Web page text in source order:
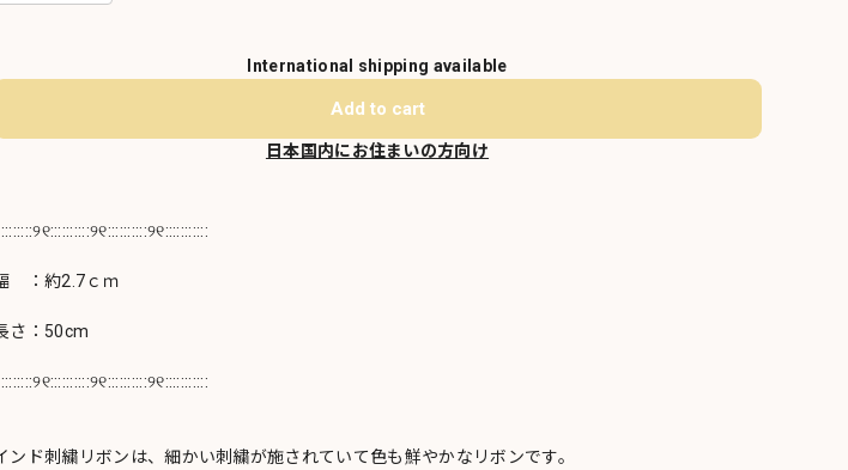
International shipping available
Add to cart
日本国内にお住まいの方向け
：約2.7ｃｍ
さ：50cm
ンド刺繍リボンは、細かい刺繍が施されていて色も鮮やかなリボンです。